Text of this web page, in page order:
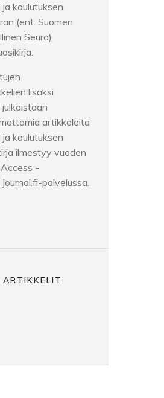
koulutuksen
(ent. Suomen
Seura)
lisäksi
artikkeleita
koulutuksen
ilmestyy vuoden
-
palvelussa.